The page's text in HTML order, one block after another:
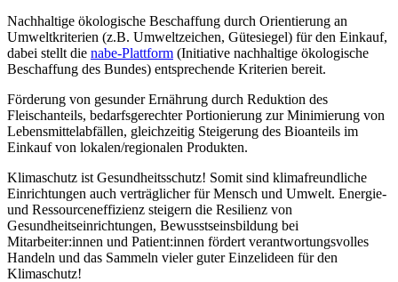
Nachhaltige ökologische Beschaffung durch Orientierung an
Umweltkriterien (z.B. Umweltzeichen, Gütesiegel) für den Einkauf,
dabei stellt die nabe-Plattform (Initiative nachhaltige ökologische
Beschaffung des Bundes) entsprechende Kriterien bereit.
Förderung von gesunder Ernährung durch Reduktion des
Fleischanteils, bedarfsgerechter Portionierung zur Minimierung von
Lebensmittelabfällen, gleichzeitig Steigerung des Bioanteils im
Einkauf von lokalen/regionalen Produkten.
Klimaschutz ist Gesundheitsschutz! Somit sind klimafreundliche
Einrichtungen auch verträglicher für Mensch und Umwelt. Energie-
und Ressourceneffizienz steigern die Resilienz von
Gesundheitseinrichtungen, Bewusstseinsbildung bei
Mitarbeiter:innen und Patient:innen fördert verantwortungsvolles
Handeln und das Sammeln vieler guter Einzelideen für den
Klimaschutz!